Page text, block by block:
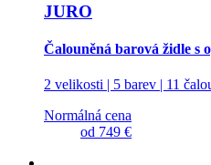
JURO
Čalouněná barová židle s
2 velikosti | 5 barev | 11
Normálná cena
od 749 €